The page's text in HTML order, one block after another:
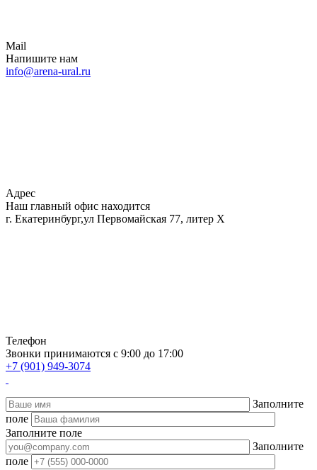
Mail
Напишите нам
info@arena-ural.ru
Адрес
Наш главный офис находится
г. Екатеринбург,ул Первомайская 77, литер Х
Телефон
Звонки принимаются с 9:00 до 17:00
+7 (901) 949-3074
Заполните
поле
Заполните поле
Заполните
поле